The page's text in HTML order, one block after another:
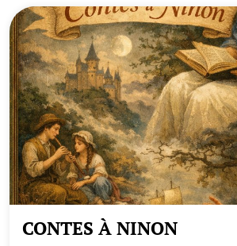
CONTES À NINON